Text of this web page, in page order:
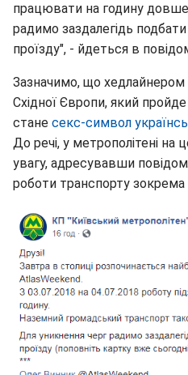
працювати на годину
радимо заздалегідь
проїзду", - йдеться в
Зазначимо, що
Східної Європи, який
стане секс-символ
До речі, у метрополітені
увагу, адресувавши
роботи транспорту